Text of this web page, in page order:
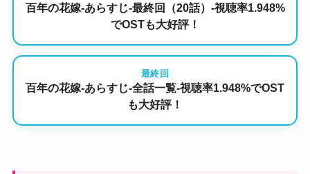
百年の花嫁-あらすじ-最終回（20話）-視聴率1.948%
でOSTも大好評！
最終回
百年の花嫁-あらすじ-全話一覧-視聴率1.948%でOST
も大好評！